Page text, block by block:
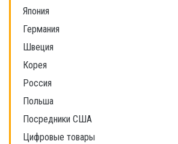
Япония
Германия
Швеция
Корея
Россия
Польша
Посредники США
Цифровые товары